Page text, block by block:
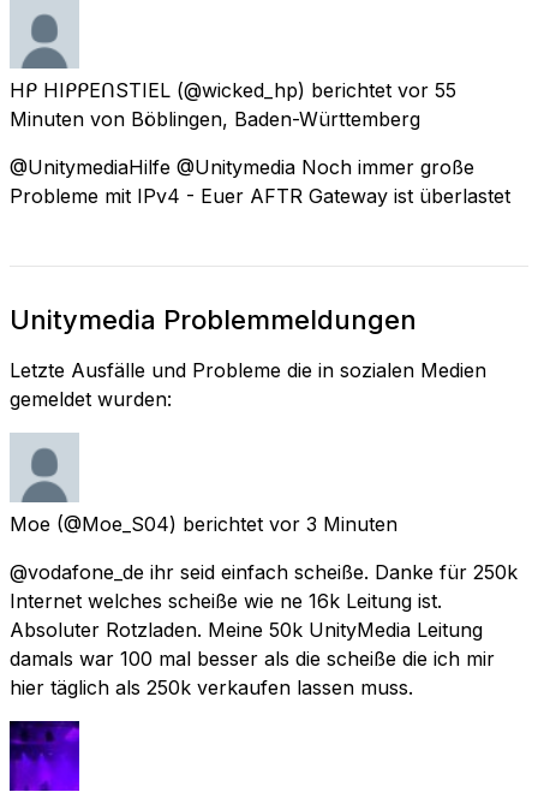
Hᑭ HIᑭᑭEᑎSTIEL (@wicked_hp) berichtet vor 55
Minuten von Böblingen, Baden-Württemberg
@UnitymediaHilfe @Unitymedia Noch immer große
Probleme mit IPv4 - Euer AFTR Gateway ist überlastet
Unitymedia Problemmeldungen
Letzte Ausfälle und Probleme die in sozialen Medien
gemeldet wurden:
Moe (@Moe_S04) berichtet vor 3 Minuten
@vodafone_de ihr seid einfach scheiße. Danke für 250k
Internet welches scheiße wie ne 16k Leitung ist.
Absoluter Rotzladen. Meine 50k UnityMedia Leitung
damals war 100 mal besser als die scheiße die ich mir
hier täglich als 250k verkaufen lassen muss.